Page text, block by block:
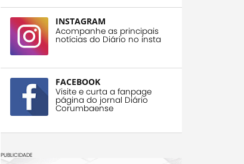
INSTAGRAM
Acompanhe as principais
notícias do Diário no insta
FACEBOOK
Visite e curta a fanpage
página do jornal Diário
Corumbaense
PUBLICIDADE